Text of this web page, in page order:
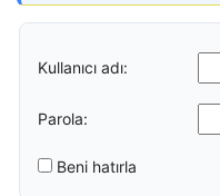
Kullanıcı adı:
Parola:
Beni hatırla